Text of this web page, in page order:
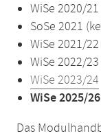
WiSe 2020/
SoSe 2021
WiSe 2021/
WiSe 2022/
WiSe 2023/24
WiSe 2025/26
Das